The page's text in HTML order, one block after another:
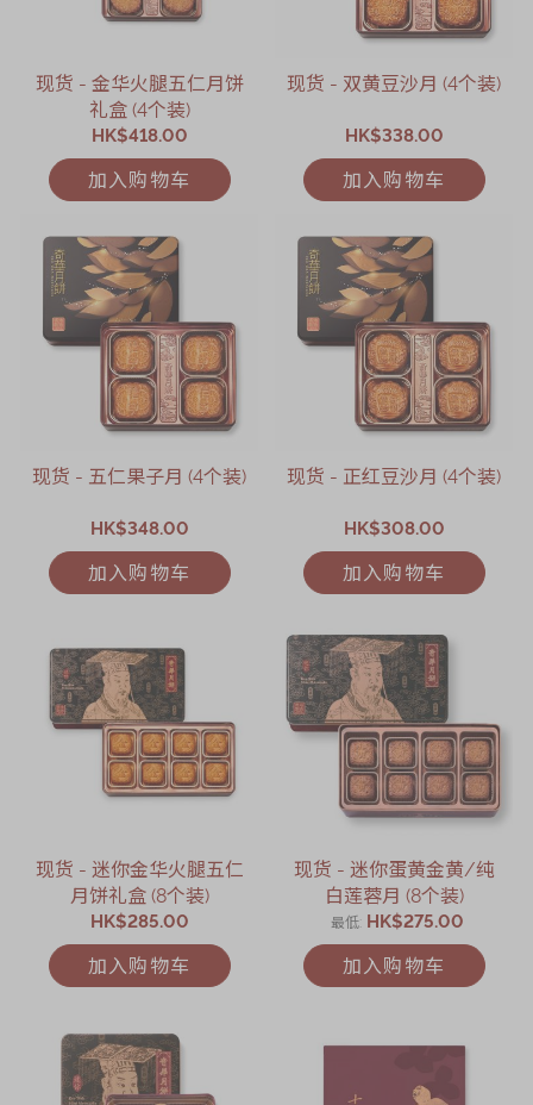
现货 - 金华火腿五仁月饼
礼盒 (4个装)
HK$418.00
加入购物车
现货 - 双黄豆沙月 (4个装)
HK$338.00
加入购物车
现货 - 五仁果子月 (4个装)
HK$348.00
加入购物车
现货 - 正红豆沙月 (4个装)
HK$308.00
加入购物车
现货 - 迷你金华火腿五仁
月饼礼盒 (8个装)
HK$285.00
加入购物车
现货 - 迷你蛋黄金黄/纯
白莲蓉月 (8个装)
最低 HK$275.00
加入购物车